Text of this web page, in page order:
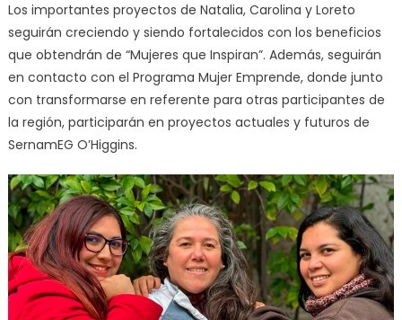
Los importantes proyectos de Natalia, Carolina y Loreto
seguirán creciendo y siendo fortalecidos con los beneficios
que obtendrán de “Mujeres que Inspiran”. Además, seguirán
en contacto con el Programa Mujer Emprende, donde junto
con transformarse en referente para otras participantes de
la región, participarán en proyectos actuales y futuros de
SernamEG O’Higgins.